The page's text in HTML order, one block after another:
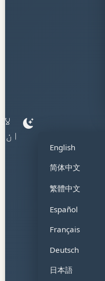
English
简体中文
繁體中文
Español
Français
Deutsch
日本語
ان